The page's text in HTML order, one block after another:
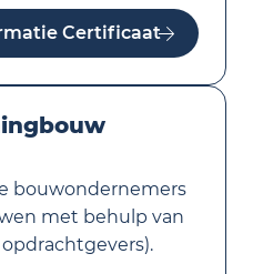
Certificaat
bouwondernemers
met behulp van